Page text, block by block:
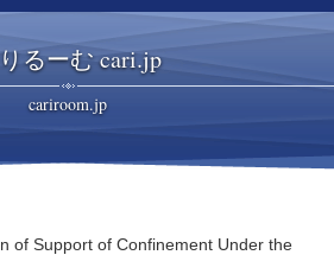
るーむ cari.jp
cariroom.jp
of Support of Confinement Under the